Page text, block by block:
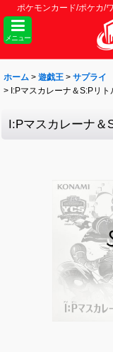
ポケモンカード/ポケカ/
メニュー
ホーム > 遊戯王 > サプライ
> I:Pマスカレーナ＆S:Pリ
I:Pマスカレーナ